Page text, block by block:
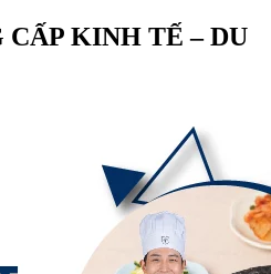
CẤP KINH TẾ – DU